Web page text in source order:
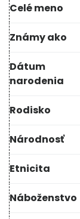
Celé meno
Známy ako
Dátum
narodenia
Rodisko
Národnosť
Etnicita
Náboženstvo